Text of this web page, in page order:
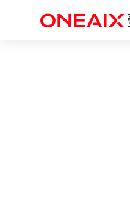
首页 新闻动态